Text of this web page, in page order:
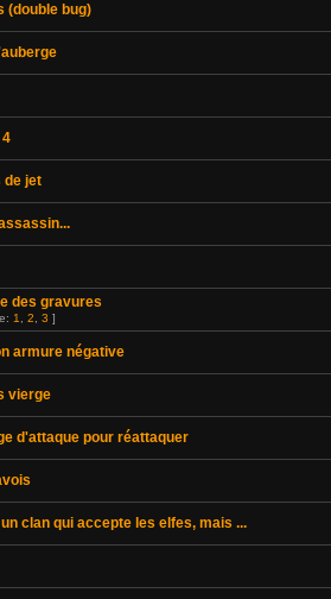
(double bug)
de jet
des gravures
1 2 3 ]
armure négative
vierge
d'attaque pour réattaquer
clan qui accepte les elfes, mais ...